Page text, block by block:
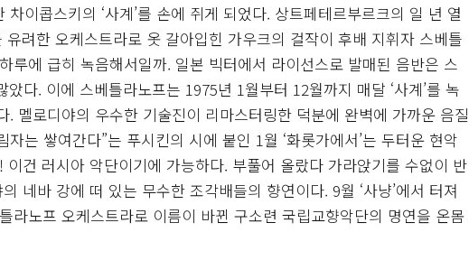
이콥스키의 ‘사계’를 손에 쥐게 되었다. 상트페테르부르크의 일 년 열
유려한 오케스트라로 옷 갈아입힌 가우크의 걸작이 후배 지휘자 스베틀
루에 급히 녹음해서일까. 일본 빅터에서 라이선스로 발매된 음반은 스
다. 이에 스베틀라노프는 1975년 1월부터 12월까지 매달 ‘사계’를 녹
멜로디야의 우수한 기술진이 리마스터링한 덕분에 완벽에 가까운 음질
는 쌓여간다”는 푸시킨의 시에 붙인 1월 ‘화롯가에서’는 두터운 현악
건 러시아 악단이기에 가능하다. 부풀어 올랐다 가라앉기를 수없이 반
네바 강에 떠 있는 무수한 조각배들의 향연이다. 9월 ‘사냥’에서 터져
라노프 오케스트라로 이름이 바뀐 구소련 국립교향악단의 명연을 온몸